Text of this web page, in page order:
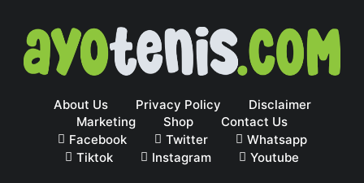
About Us Privacy Policy
Disclaimer
Marketing
Shop
Contact Us
Facebook
Twitter
Whatsapp
Tiktok
Instagram Youtube